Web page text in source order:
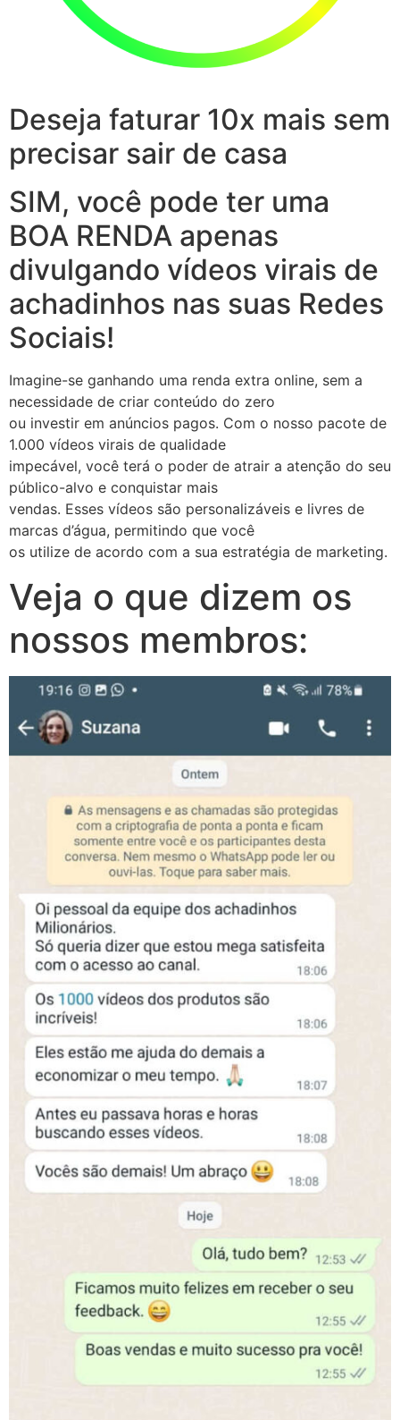
Deseja faturar 10x mais sem
precisar sair de casa
SIM, você pode ter uma
BOA RENDA apenas
divulgando vídeos virais de
achadinhos nas suas Redes
Sociais!
Imagine-se ganhando uma renda extra online, sem a
necessidade de criar conteúdo do zero
ou investir em anúncios pagos. Com o nosso pacote de
1.000 vídeos virais de qualidade
impecável, você terá o poder de atrair a atenção do seu
público-alvo e conquistar mais
vendas. Esses vídeos são personalizáveis e livres de
marcas d’água, permitindo que você
os utilize de acordo com a sua estratégia de marketing.
Veja o que dizem os
nossos membros: